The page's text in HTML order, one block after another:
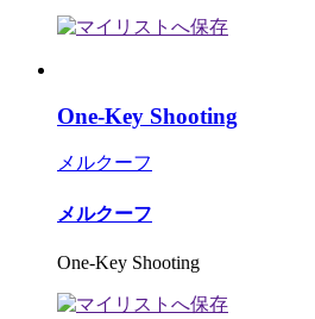
One-Key Shooting
メルクーフ
メルクーフ
One-Key Shooting